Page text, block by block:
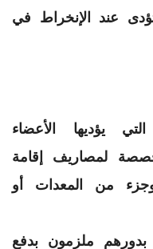
عند الإنخراط في
يؤديها الأعضاء
لمصاريف إقامة
من المعدات أو
بدورهم ملزمون بدفع